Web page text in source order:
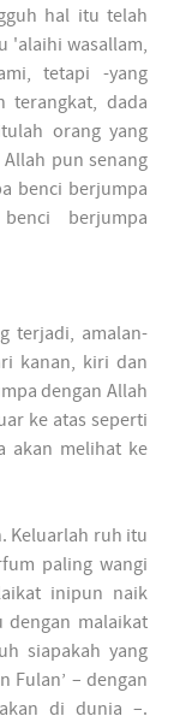
hal itu telah
'alaihi wasallam,
tetapi -yang
terangkat, dada
orang yang
pun senang
benci berjumpa
berjumpa
terjadi, amalan-
kanan, kiri dan
dengan Allah
akan melihat ke
Keluarlah ruh itu
paling wangi
inipun naik
dengan malaikat
siapakah yang
Fulan’ – dengan
di dunia –.